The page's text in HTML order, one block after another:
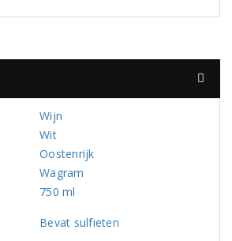
Wijn
Wit
Oostenrijk
Wagram
750 ml
Bevat sulfieten